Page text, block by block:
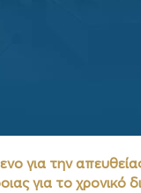
για την
για το χρονικό